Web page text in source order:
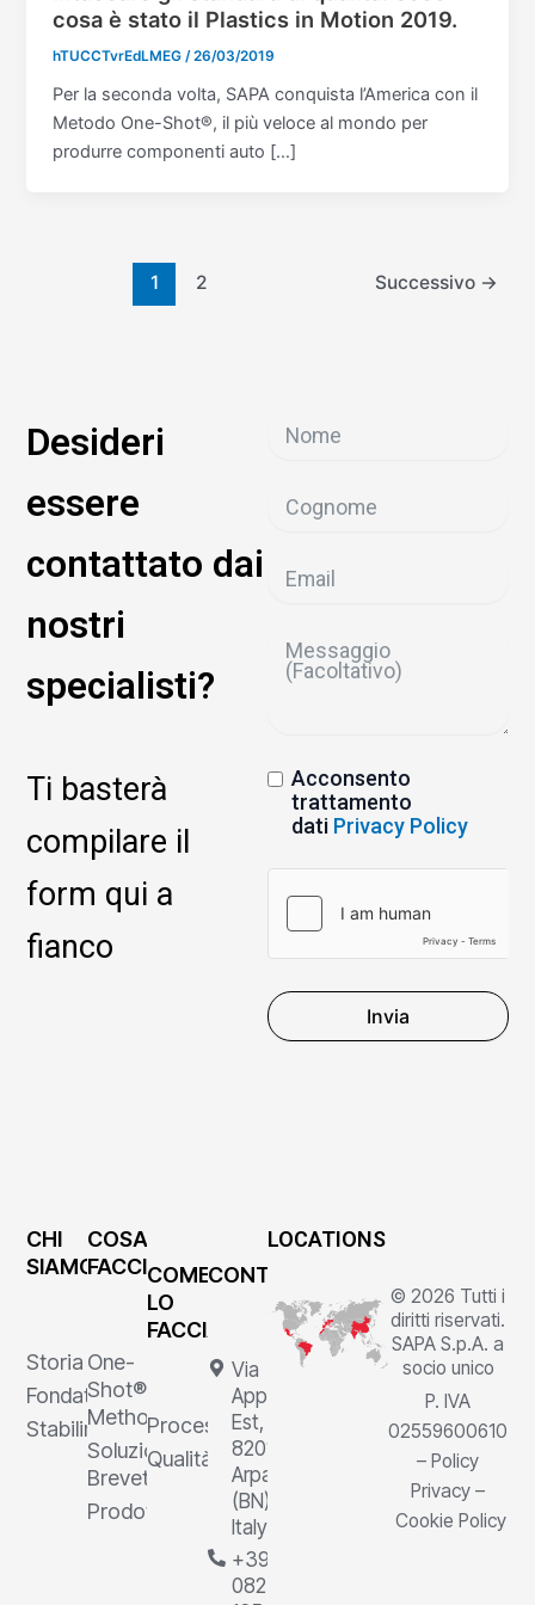
cosa è stato il Plastics in Motion 2019.
hTUCCTvrEdLMEG /26/03/2019
Per la seconda volta, SAPA conquista l’America con il
Metodo One-Shot®, il più veloce al mondo per
produrre componenti auto […]
1 2 Successivo →
Desideri
essere
contattato dai
nostri
specialisti?
Ti basterà
compilare il
form qui a
fianco
Acconsento
trattamento
dati Privacy Policy
Invia
CHI
SIAMO
Storia
Fondatore
Stabilimenti
COSA
FACCIAMO
One-
Shot®
Method
Soluzioni
Brevettate
Prodotti
COME
LO
FACCIAMO
Processi
Qualità
CONTATTI
Via
Appia
Est, 1,
82011
Arpaia
(BN),
Italy
+39
0823
LOCATIONS
© 2026 Tutti i
diritti riservati.
SAPA S.p.A. a
socio unico
P. IVA
02559600610
– Policy
Privacy –
Cookie Policy